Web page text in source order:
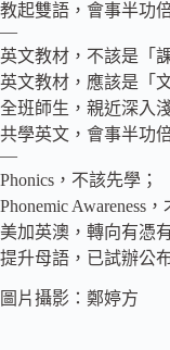
教起雙語，會事半功
—
英文教材，不該是「
英文教材，應該是「
全班師生，親近深入
共學英文，會事半功
—
Phonics，不該先學；
Phonemic Awareness
美加英澳，轉向有憑
提升母語，已試辦公
圖片攝影：鄭婷方